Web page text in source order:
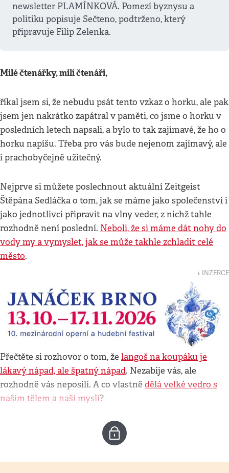
newsletter PLAMÍNKOVÁ. Pomezí byznysu a
politiku popisuje Sečteno, podtrženo, který
připravuje Filip Zelenka.
Milé čtenářky, milí čtenáři,
říkal jsem si, že nebudu psát tento vzkaz o horku, ale pak
jsem jen nakrátko zapátral v paměti, co jsme o horku v
posledních letech napsali, a bylo to tak zajímavé, že ho o
horku napíšu. Třeba pro vás bude nejenom zajímavý, ale
i prachobyčejně užitečný.
Nejprve si můžete poslechnout aktuální Zeitgeist
Štěpána Sedláčka o tom, jak se máme jako společenství i
jako jednotlivci připravit na vlny veder, z nichž tahle
rozhodně není poslední. Neboli, že si máme dát nohy do
vody my a vymyslet, jak se může takhle zchladit celé
město.
↓ INZERCE
Přečtěte si rozhovor o tom, že langoš na koupáku je
lákavý nápad, ale špatný nápad. Nezabije vás, ale
rozhodně vás neposílí. A co vlastně dělá velké vedro s
naším tělem a naší myslí?